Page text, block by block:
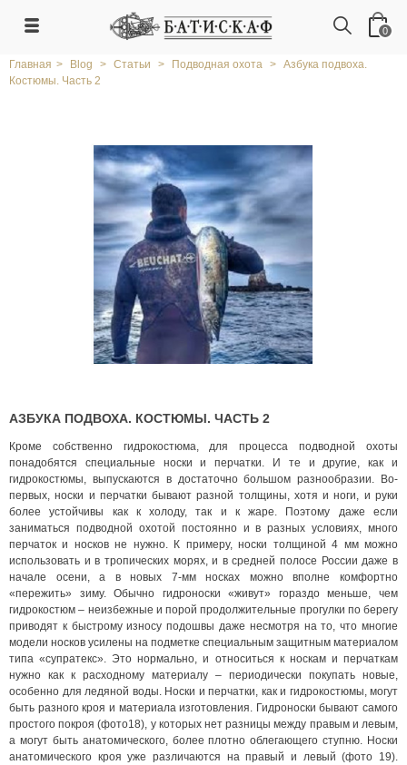
0
Главная > Blog > Статьи > Подводная охота > Азбука подвоха.
Костюмы. Часть 2
АЗБУКА ПОДВОХА. КОСТЮМЫ. ЧАСТЬ 2
Кроме собственно гидрокостюма, для процесса подводной охоты
понадобятся специальные носки и перчатки. И те и другие, как и
гидрокостюмы, выпускаются в достаточно большом разнообразии. Во-
первых, носки и перчатки бывают разной толщины, хотя и ноги, и руки
более устойчивы как к холоду, так и к жаре. Поэтому даже если
заниматься подводной охотой постоянно и в разных условиях, много
перчаток и носков не нужно. К примеру, носки толщиной 4 мм можно
использовать и в тропических морях, и в средней полосе России даже в
начале осени, а в новых 7-мм носках можно вполне комфортно
«пережить» зиму. Обычно гидроноски «живут» гораздо меньше, чем
гидрокостюм – неизбежные и порой продолжительные прогулки по берегу
приводят к быстрому износу подошвы даже несмотря на то, что многие
модели носков усилены на подметке специальным защитным материалом
типа «супратекс». Это нормально, и относиться к носкам и перчаткам
нужно как к расходному материалу – периодически покупать новые,
особенно для ледяной воды. Носки и перчатки, как и гидрокостюмы, могут
быть разного кроя и материала изготовления. Гидроноски бывают самого
простого покроя (фото18), у которых нет разницы между правым и левым,
а могут быть анатомического, более плотно облегающего ступню. Носки
анатомического кроя уже различаются на правый и левый (фото 19).